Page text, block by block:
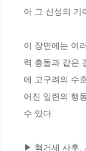
아 그 신성의 기
이 장면에는 여
력 충돌과 같은
에 고구려의 수
어진 일련의 행
수 있다.
▶ 혁거세 사후,